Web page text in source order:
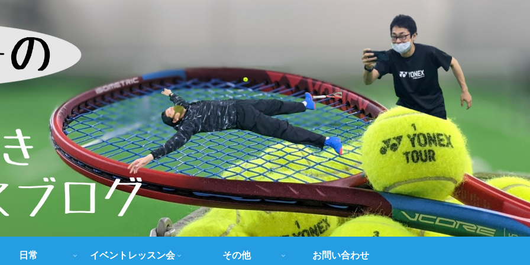
日常 イベントレッスン会 その他 お問い合わせ